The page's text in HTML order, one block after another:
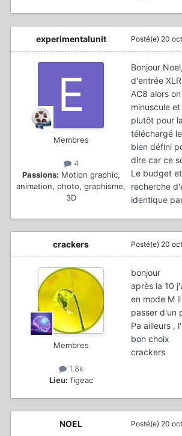
experimentalunit
Membres
4
Passions: Motion graphic,
animation, photo, graphisme,
3D
Posté(e) 20
Bonjour
d'entrée
AC8 alors
minuscule
plutôt pour
téléchargé
bien défini
dire car ce
Le budget
recherche
identique
crackers
Membres
1,8k
Lieu: figeac
Posté(e) 20
bonjour
après la 10
en mode M
passer d'un
Pa ailleurs ,
bon choix
crackers
NOEL Posté(e) 20